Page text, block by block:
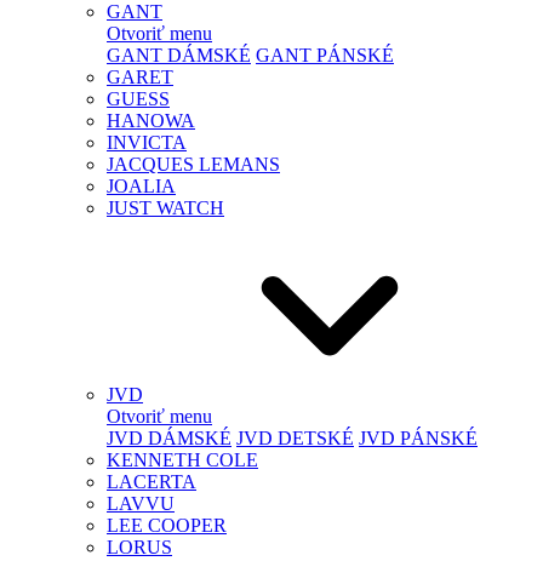
GANT
Otvoriť menu
GANT DÁMSKÉ GANT PÁNSKÉ
GARET
GUESS
HANOWA
INVICTA
JACQUES LEMANS
JOALIA
JUST WATCH
JVD
Otvoriť menu
JVD DÁMSKÉ JVD DETSKÉ JVD PÁNSKÉ
KENNETH COLE
LACERTA
LAVVU
LEE COOPER
LORUS